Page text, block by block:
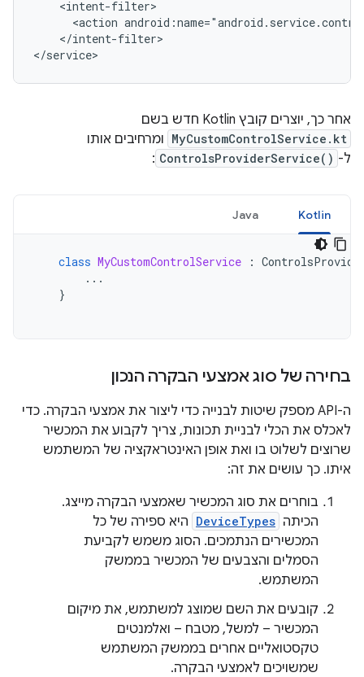
<action
</intent-filter>
אחר כך, יוצרים קובץ Kotlin חדש בשם
MyCustomControlService.kt ומרחיבים אותו
ל- ControlsProviderService()
:
Kotlin
Java
class MyCustomControlService :
...
}
בחירה של סוג אמצעי הבקרה הנכון
ה-API מספק שיטות לבנייה כדי ליצור את אמצעי הבקרה. כדי
לאכלס את הכלי לבניית תכונות, צריך לקבוע את המכשיר
שרוצים לשלוט בו ואת אופן האינטראקציה של המשתמש
איתו. כך עושים את זה:
בוחרים את סוג המכשיר שאמצעי הבקרה מייצג.
הכיתה DeviceTypes היא ספירה של כל
המכשירים הנתמכים. הסוג משמש לקביעת
הסמלים והצבעים של המכשיר בממשק
המשתמש.
קובעים את השם שמוצג למשתמש, את מיקום
המכשיר – למשל, מטבח – ואלמנטים
טקסטואליים אחרים בממשק המשתמש
שמשויכים לאמצעי הבקרה.